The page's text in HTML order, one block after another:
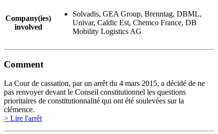
Company(ies)
involved
Solvadis, GEA Group, Brenntag, DBML,
Univar, Caldic Est, Chemco France, DB
Mobility Logistics AG
Comment
La Cour de cassation, par un arrêt du 4 mars 2015, a décidé de ne
pas renvoyer devant le Conseil constitutionnel les questions
prioritaires de constitutionnalité qui ont été soulevées sur la
clémence.
> Lire l'arrêt